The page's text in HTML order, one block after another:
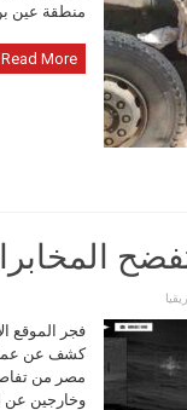
منطقة عين
Read More »
كشف عن
مصر من
وخارجين عن